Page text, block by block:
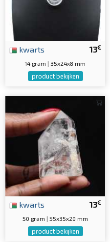
13€
kwarts
14 gram | 35x24x8 mm
product bekijken
13€
kwarts
50 gram | 55x35x20 mm
product bekijken